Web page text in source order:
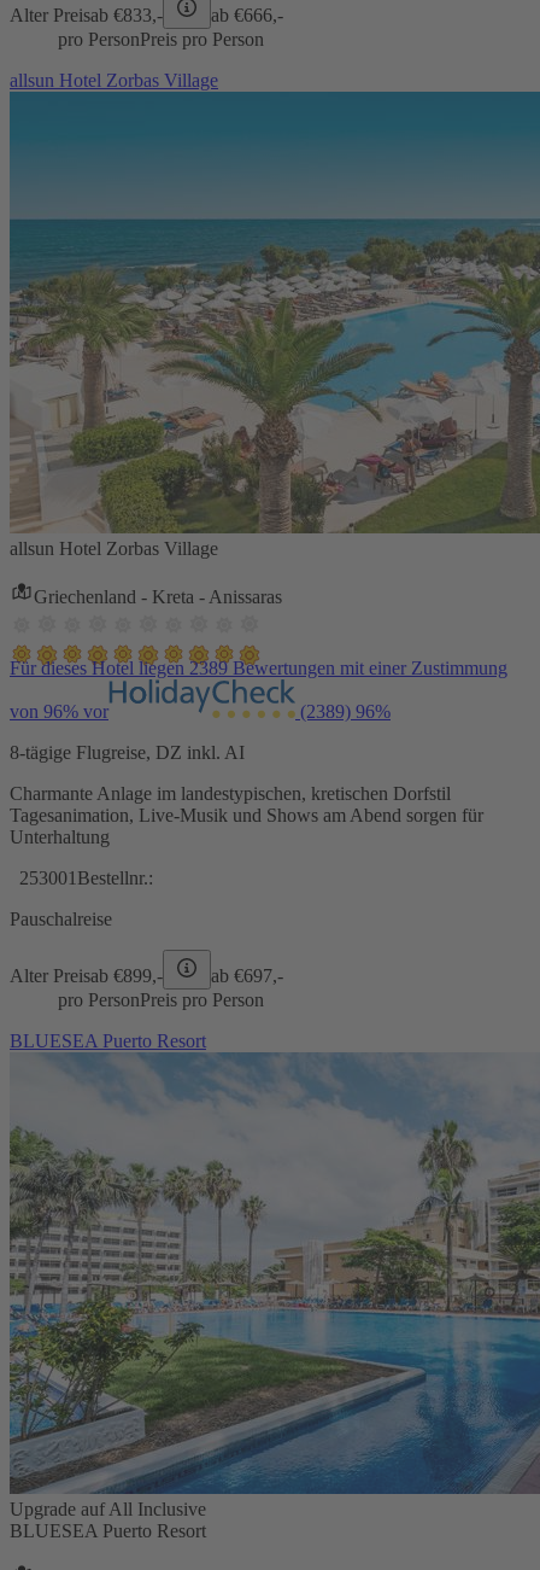
Alter Preisab €833,- ab €666,-
pro PersonPreis pro Person
allsun Hotel Zorbas Village
allsun Hotel Zorbas Village
Griechenland - Kreta - Anissaras
Für dieses Hotel liegen 2389 Bewertungen mit einer Zustimmung
von 96% vor (2389) 96%
8-tägige Flugreise, DZ inkl. AI
Charmante Anlage im landestypischen, kretischen Dorfstil
Tagesanimation, Live-Musik und Shows am Abend sorgen für
Unterhaltung
253001 Bestellnr.:
Pauschalreise
Alter Preisab €899,- ab €697,-
pro PersonPreis pro Person
BLUESEA Puerto Resort
Upgrade auf All Inclusive
BLUESEA Puerto Resort